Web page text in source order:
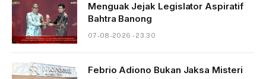
Menguak Jejak Legislator Aspiratif
Bahtra Banong
07-08-2026 - 23.30
Febrio Adiono Bukan Jaksa Misteri